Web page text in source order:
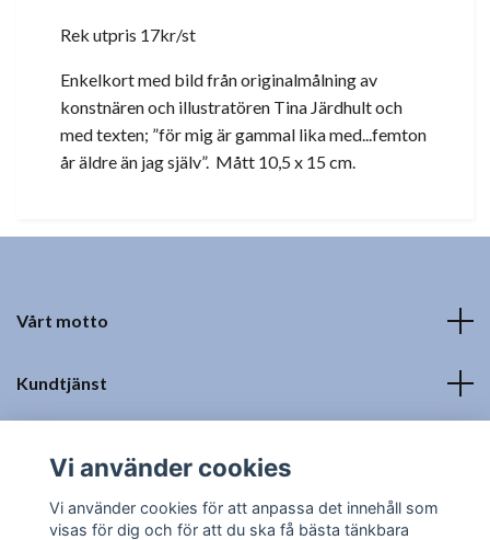
Rek utpris 17kr/st
Enkelkort med bild från originalmålning av
konstnären och illustratören Tina Järdhult och
med texten; ”för mig är gammal lika med...femton
år äldre än jag själv”. Mått 10,5 x 15 cm.
Vårt motto
Kundtjänst
Sociala medier
Vi använder cookies
Vi använder cookies för att anpassa det innehåll som
visas för dig och för att du ska få bästa tänkbara